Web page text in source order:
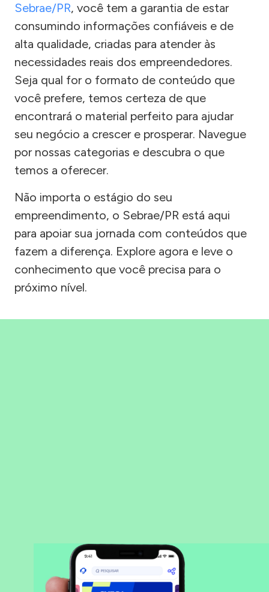
Sebrae/PR, você tem a garantia de estar
consumindo informações confiáveis e de
alta qualidade, criadas para atender às
necessidades reais dos empreendedores.
Seja qual for o formato de conteúdo que
você prefere, temos certeza de que
encontrará o material perfeito para ajudar
seu negócio a crescer e prosperar. Navegue
por nossas categorias e descubra o que
temos a oferecer.
Não importa o estágio do seu
empreendimento, o Sebrae/PR está aqui
para apoiar sua jornada com conteúdos que
fazem a diferença. Explore agora e leve o
conhecimento que você precisa para o
próximo nível.